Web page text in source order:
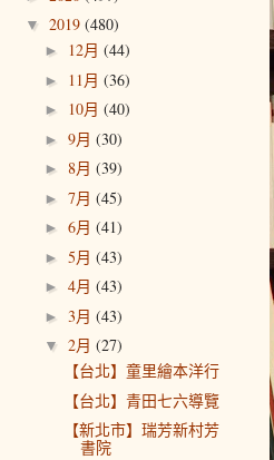
▼ 2019 (480)
► 12月 (44)
► 11月 (36)
► 10月 (40)
► 9月 (30)
► 8月 (39)
► 7月 (45)
► 6月 (41)
► 5月 (43)
► 4月 (43)
► 3月 (43)
▼ 2月 (27)
【台北】童里繪本洋行
【台北】青田七六導覽
【新北市】瑞芳新村芳
書院